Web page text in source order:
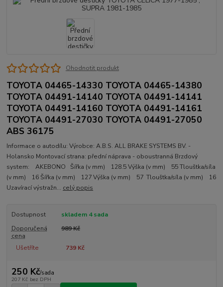
Ohodnotit produkt
TOYOTA 04465-14330 TOYOTA 04465-14380
TOYOTA 04491-14140 TOYOTA 04491-14141
TOYOTA 04491-14160 TOYOTA 04491-14161
TOYOTA 04491-27030 TOYOTA 04491-27050
ABS 36175
Informace o autodílu: Výrobce: A.B.S. ALL BRAKE SYSTEMS BV. -
Holansko Montovací strana: přední náprava - oboustranná Brzdový
system: AKEBONO Šířka (v mm) 128.5 Výška (v mm) 55 Tlouštka/síla
(v mm) 16 Šířka (v mm) 127 Výška (v mm) 57 Tlouštka/síla (v mm) 16
Uzavírací výstražn... celý popis
Dostupnost
skladem 4 sada
Doporučená
cena
989 Kč
Ušetříte 739 Kč
250 Kč/sada
207 Kč bez DPH